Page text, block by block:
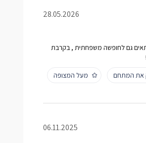
28.05.2026
גם לחופשה משפחתית , בקרבת
את המתחם מעל המצופה
06.11.2025